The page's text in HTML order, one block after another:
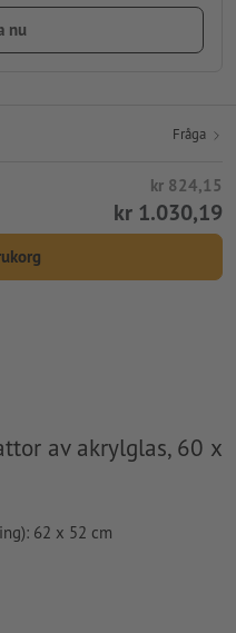
nu
Fråga
kr 824,15
kr 1.030,19
av akrylglas, 60 x
62 x 52 cm